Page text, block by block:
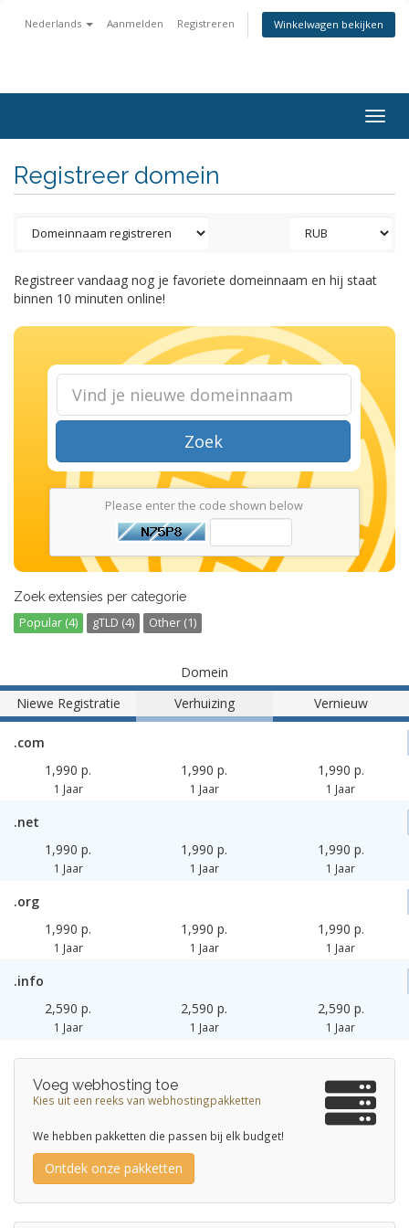
Nederlands Aanmelden Registreren Winkelwagen bekijken
Registreer domein
Registreer vandaag nog je favoriete domeinnaam en hij staat
binnen 10 minuten online!
Zoek
Please enter the code shown below
Zoek extensies per categorie
Popular (4) gTLD (4) Other (1)
Domein
Niewe Registratie
Verhuizing Vernieuw
.com
1,990 p.
1 Jaar
1,990 p.
1 Jaar
1,990 p.
1 Jaar
.net
1,990 p.
1 Jaar
1,990 p.
1 Jaar
1,990 p.
1 Jaar
.org
1,990 p.
1 Jaar
1,990 p.
1 Jaar
1,990 p.
1 Jaar
.info
2,590 p.
1 Jaar
2,590 p.
1 Jaar
2,590 p.
1 Jaar
Voeg webhosting toe
Kies uit een reeks van webhostingpakketten
We hebben pakketten die passen bij elk budget!
Ontdek onze pakketten